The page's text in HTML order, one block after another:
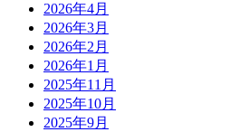
2026年4月
2026年3月
2026年2月
2026年1月
2025年11月
2025年10月
2025年9月